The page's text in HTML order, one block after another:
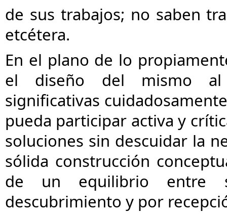
de sus trabajos; no saben
etcétera.
En el plano de lo
el diseño del mismo al
significativas
pueda participar activa y
soluciones sin descuidar la
sólida construcción
de un equilibrio entre
descubrimiento y por